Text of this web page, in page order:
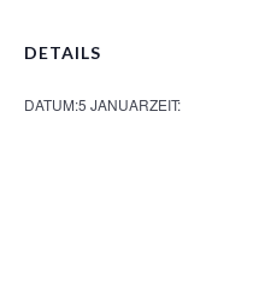
DETAILS
DATUM:5 JANUARZEIT: